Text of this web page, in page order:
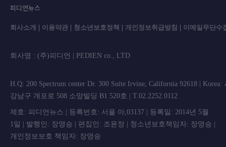
피디언뉴스
회사소개 이용약관 청소년보호정책 개인정보취급방침 이메일무단수
회사명 : (주)피디언 | PEDIEN co.,
H.Q: 200 Spectrum center Dr. 300 Suite Irvine, California 92618 | Korea:
강남구 개포로 508 소망빌딩 B1 520호 | T.02.2252.0112
제호: 피디언뉴스 | 등록번호: 서울 아,03137 | 등록일: 2014년 5월
1일 | 발행인: 장영승 | 편집인: 조윤정 | 청소년보호책임자: 장영승 |
개인정보보호 책임자: 장영승